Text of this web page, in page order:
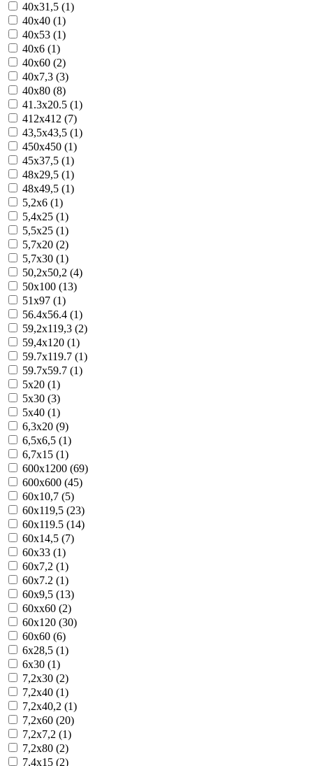
40x31,5 (1)
40x40 (1)
40x53 (1)
40x6 (1)
40x60 (2)
40x7,3 (3)
40x80 (8)
41.3x20.5 (1)
412x412 (7)
43,5x43,5 (1)
450x450 (1)
45x37,5 (1)
48x29,5 (1)
48x49,5 (1)
5,2x6 (1)
5,4x25 (1)
5,5x25 (1)
5,7x20 (2)
5,7x30 (1)
50,2x50,2 (4)
50x100 (13)
51x97 (1)
56.4x56.4 (1)
59,2x119,3 (2)
59,4x120 (1)
59.7x119.7 (1)
59.7x59.7 (1)
5x20 (1)
5x30 (3)
5x40 (1)
6,3x20 (9)
6,5x6,5 (1)
6,7x15 (1)
600x1200 (69)
600x600 (45)
60x10,7 (5)
60x119,5 (23)
60x119.5 (14)
60x14,5 (7)
60x33 (1)
60x7,2 (1)
60x7.2 (1)
60x9,5 (13)
60xx60 (2)
60х120 (30)
60х60 (6)
6x28,5 (1)
6x30 (1)
7,2x30 (2)
7,2x40 (1)
7,2x40,2 (1)
7,2x60 (20)
7,2x7,2 (1)
7,2x80 (2)
7,4x15 (2)